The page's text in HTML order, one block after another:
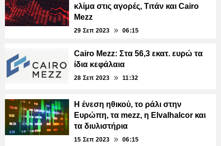
κλίμα στις αγορές, Τιτάν και Cairo
Mezz
29 Σεπ 2023 06:15
Cairo Mezz: Στα 56,3 εκατ. ευρώ τα
ίδια κεφάλαια
28 Σεπ 2023 11:32
Η ένεση ηθικού, το ράλι στην
Ευρώπη, τα mezz, η Elvalhalcor και
τα διυλιστήρια
15 Σεπ 2023 06:15